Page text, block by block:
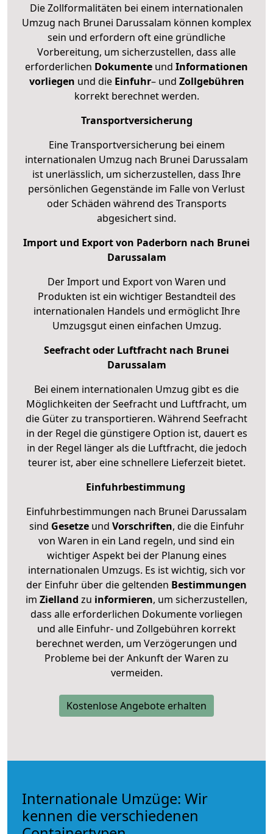
Die Zollformalitäten bei einem internationalen
Umzug nach Brunei Darussalam können komplex
sein und erfordern oft eine gründliche
Vorbereitung, um sicherzustellen, dass alle
erforderlichen Dokumente und Informationen
vorliegen und die Einfuhr– und Zollgebühren
korrekt berechnet werden.
Transportversicherung
Eine Transportversicherung bei einem
internationalen Umzug nach Brunei Darussalam
ist unerlässlich, um sicherzustellen, dass Ihre
persönlichen Gegenstände im Falle von Verlust
oder Schäden während des Transports
abgesichert sind.
Import und Export von Paderborn nach Brunei
Darussalam
Der Import und Export von Waren und
Produkten ist ein wichtiger Bestandteil des
internationalen Handels und ermöglicht Ihre
Umzugsgut einen einfachen Umzug.
Seefracht oder Luftfracht nach Brunei
Darussalam
Bei einem internationalen Umzug gibt es die
Möglichkeiten der Seefracht und Luftfracht, um
die Güter zu transportieren. Während Seefracht
in der Regel die günstigere Option ist, dauert es
in der Regel länger als die Luftfracht, die jedoch
teurer ist, aber eine schnellere Lieferzeit bietet.
Einfuhrbestimmung
Einfuhrbestimmungen nach Brunei Darussalam
sind Gesetzeund Vorschriften, die die Einfuhr
von Waren in ein Land regeln, und sind ein
wichtiger Aspekt bei der Planung eines
internationalen Umzugs. Es ist wichtig, sich vor
der Einfuhr über die geltenden Bestimmungen
im Zielland zu informieren, um sicherzustellen,
dass alle erforderlichen Dokumente vorliegen
und alle Einfuhr- und Zollgebühren korrekt
berechnet werden, um Verzögerungen und
Probleme bei der Ankunft der Waren zu
vermeiden.
Kostenlose Angebote erhalten
Internationale Umzüge: Wir
kennen die verschiedenen